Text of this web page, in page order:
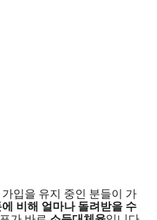
입을 유지 중인 분들이 가
비해 얼마나 돌려받을 수